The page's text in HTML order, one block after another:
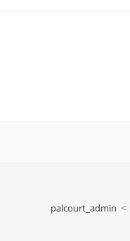
>
palcourt_admin